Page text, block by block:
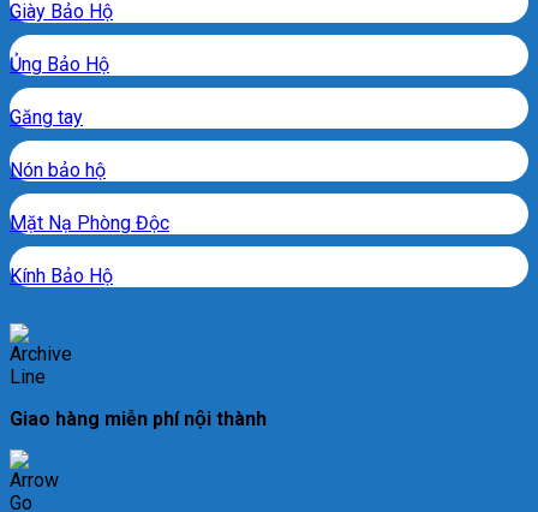
Giày Bảo Hộ
Ủng Bảo Hộ
Găng tay
Nón bảo hộ
Mặt Nạ Phòng Độc
Kính Bảo Hộ
Giao hàng miễn phí nội thành